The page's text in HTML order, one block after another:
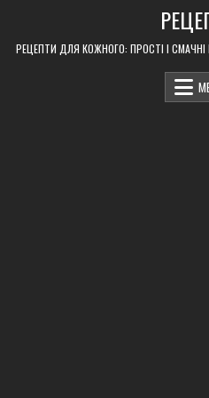
content
РЕЦЕПТИ ДЛЯ КОЖНОГО: ПРОСТІ І СМАЧНІ